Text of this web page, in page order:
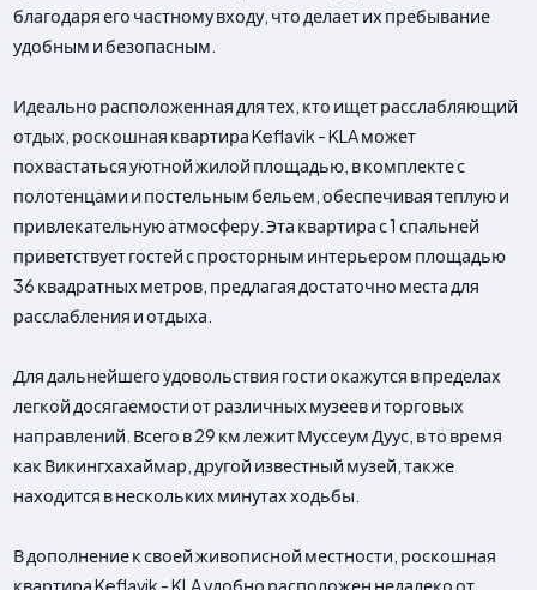
благодаря его частному входу, что делает их пребывание
удобным и безопасным.
Идеально расположенная для тех, кто ищет расслабляющий
отдых, роскошная квартира Keflavik - KLA может
похвастаться уютной жилой площадью, в комплекте с
полотенцами и постельным бельем, обеспечивая теплую и
привлекательную атмосферу. Эта квартира с 1 спальней
приветствует гостей с просторным интерьером площадью
36 квадратных метров, предлагая достаточно места для
расслабления и отдыха.
Для дальнейшего удовольствия гости окажутся в пределах
легкой досягаемости от различных музеев и торговых
направлений. Всего в 29 км лежит Муссеум Дуус, в то время
как Викингхахаймар, другой известный музей, также
находится в нескольких минутах ходьбы.
В дополнение к своей живописной местности, роскошная
квартира Keflavik - KLA удобно расположен недалеко от